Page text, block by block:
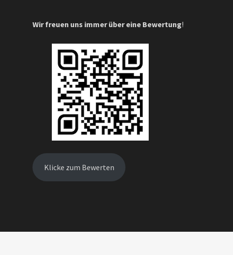
Wir freuen uns immer über eine Bewertung!
Klicke zum Bewerten